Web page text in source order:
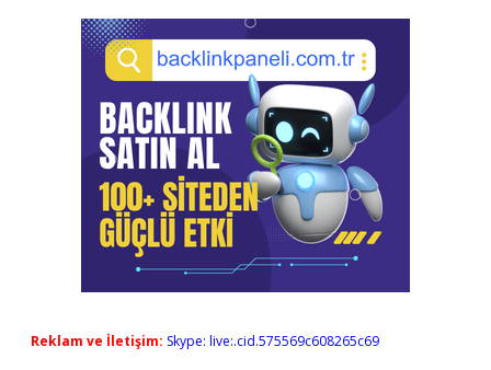
Reklam ve İletişim: Skype: live:.cid.575569c608265c69